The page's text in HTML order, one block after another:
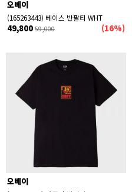
오베이
(165263443) 베이스 반팔티 WHT
49,800 59,000 (16%)
오베이